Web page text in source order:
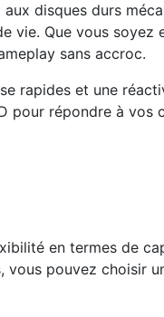
disques durs
vie. Que vous soyez
sans accroc.
rapides et une
pour répondre à vos
en termes de
pouvez choisir